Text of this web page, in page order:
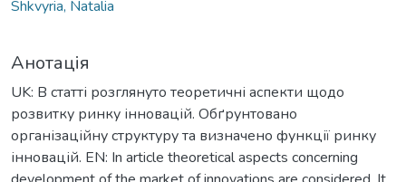
Shkvyria, Natalia
Анотація
UK: В статті розглянуто теоретичні аспекти щодо
розвитку ринку інновацій. Обґрунтовано
організаційну структуру та визначено функції ринку
інновацій. EN: In article theoretical aspects concerning